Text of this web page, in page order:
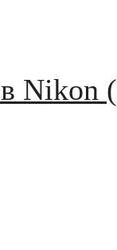
Nikon